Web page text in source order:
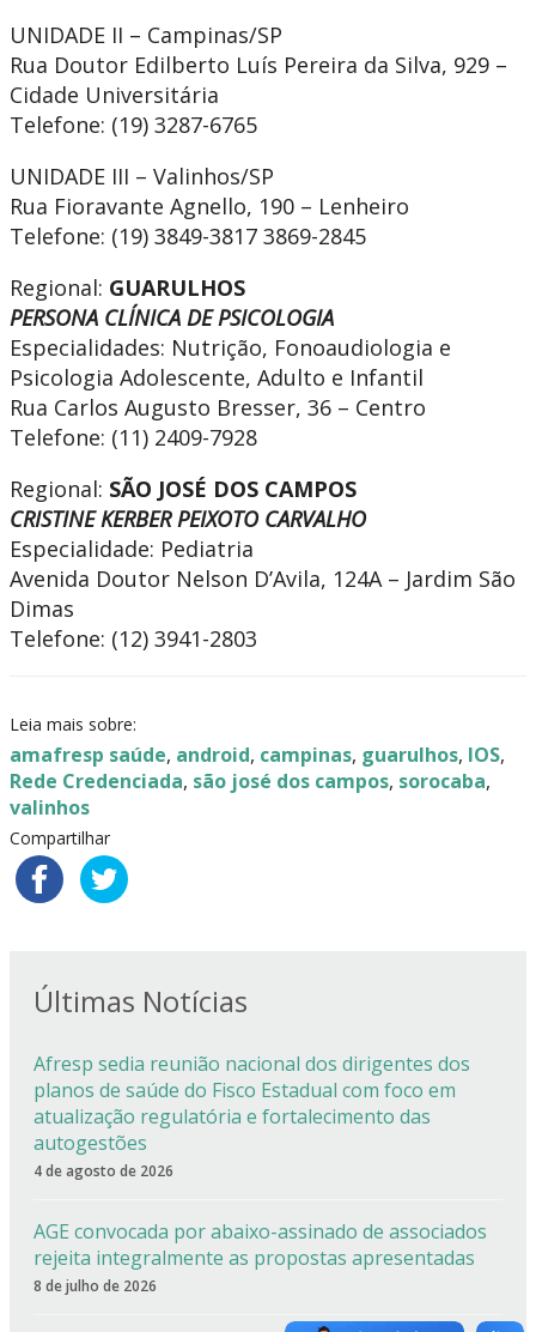
UNIDADE II – Campinas/SP
Rua Doutor Edilberto Luís Pereira da Silva, 929 –
Cidade Universitária
Telefone: (19) 3287-6765
UNIDADE III – Valinhos/SP
Rua Fioravante Agnello, 190 – Lenheiro
Telefone: (19) 3849-3817 3869-2845
Regional: GUARULHOS
PERSONA CLÍNICA DE PSICOLOGIA
Especialidades: Nutrição, Fonoaudiologia e
Psicologia Adolescente, Adulto e Infantil
Rua Carlos Augusto Bresser, 36 – Centro
Telefone: (11) 2409-7928
Regional: SÃO JOSÉ DOS CAMPOS
CRISTINE KERBER PEIXOTO CARVALHO
Especialidade: Pediatria
Avenida Doutor Nelson D’Avila, 124A – Jardim São
Dimas
Telefone: (12) 3941-2803
Leia mais sobre:
amafresp saúde, android, campinas, guarulhos, IOS,
Rede Credenciada, são josé dos campos, sorocaba,
valinhos
Compartilhar
Últimas Notícias
Afresp sedia reunião nacional dos dirigentes dos
planos de saúde do Fisco Estadual com foco em
atualização regulatória e fortalecimento das
autogestões
4 de agosto de 2026
AGE convocada por abaixo-assinado de associados
rejeita integralmente as propostas apresentadas
8 de julho de 2026